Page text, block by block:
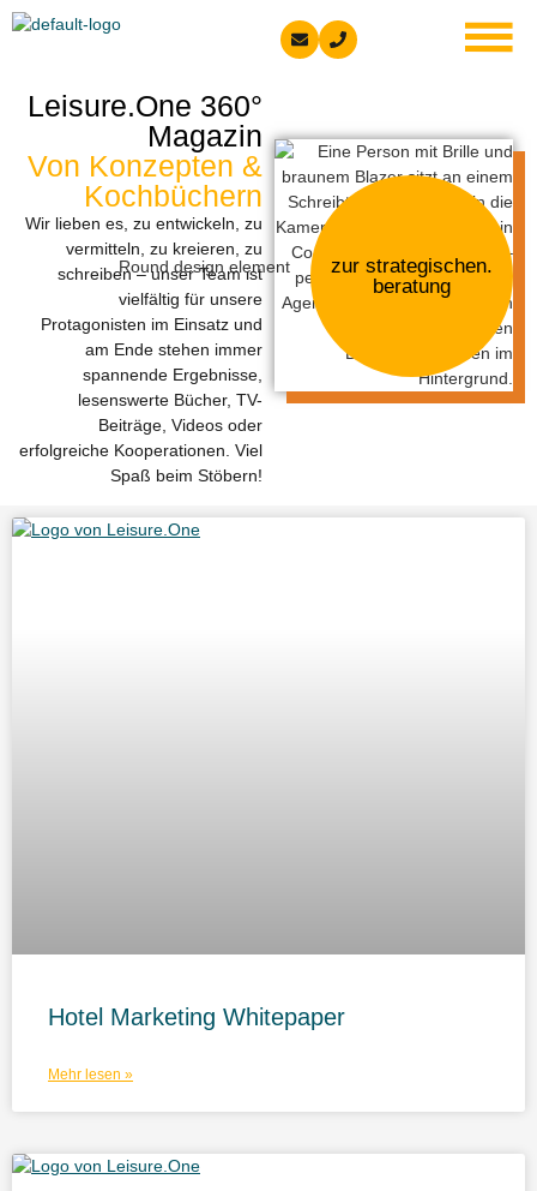
springen
Leisure.One 360°
Magazin
Von Konzepten &
Kochbüchern
Wir lieben es, zu entwickeln, zu
vermitteln, zu kreieren, zu
schreiben – unser Team ist
vielfältig für unsere
Protagonisten im Einsatz und
am Ende stehen immer
spannende Ergebnisse,
lesenswerte Bücher, TV-
Beiträge, Videos oder
erfolgreiche Kooperationen. Viel
Spaß beim Stöbern!
zur strategischen.
beratung
Hotel Marketing Whitepaper
Mehr lesen »